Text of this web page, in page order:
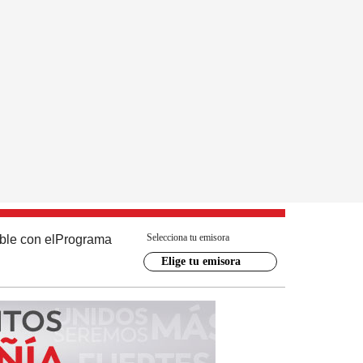
con el Programa Selecciona tu emisora
Elige tu emisora